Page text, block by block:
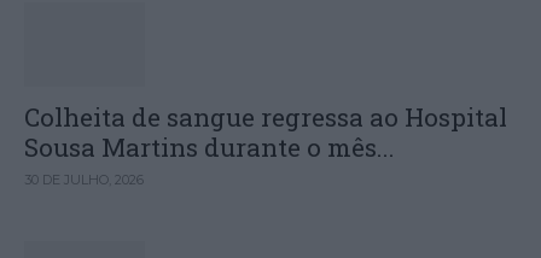
Colheita de sangue regressa ao Hospital
Sousa Martins durante o mês...
30 DE JULHO, 2026